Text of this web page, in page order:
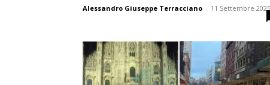
Alessandro Giuseppe Terracciano - 11 Settembre 2025